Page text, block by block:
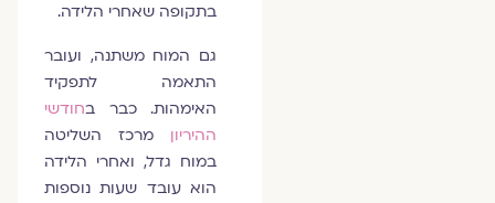
בתקופה שאחרי הלידה.
גם המוח משתנה, ועובר
התאמה לתפקיד
האימהות. כבר ב חודשי
ההיריוןמרכז השליטה
במוח גדל, ואחרי הלידה
הוא עובד שעות נוספות